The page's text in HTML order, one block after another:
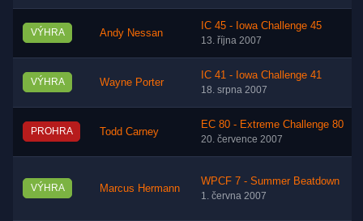
VÝHRA Andy Nessan
IC 45 - Iowa Challenge 45
13. října 2007
VÝHRA Wayne Porter
IC 41 - Iowa Challenge 41
18. srpna 2007
PROHRA Todd Carney
EC 80 - Extreme Challenge 80
20. července 2007
VÝHRA Marcus Hermann
WPCF 7 - Summer Beatdown
1. června 2007